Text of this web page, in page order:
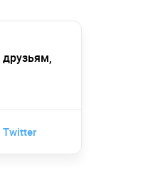
Twitter